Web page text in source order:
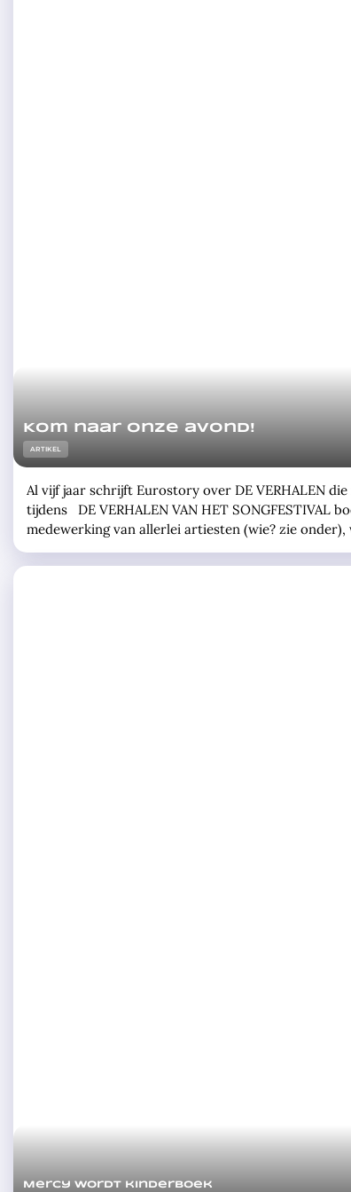
Kom naar onze avond!
ARTIKEL
Al vijf jaar schrijft Eurostory over DE VERHALEN
tijdens DE VERHALEN VAN HET SONGFESTIVAL
medewerking van allerlei artiesten (wie? zie
Mercy wordt kinderboek